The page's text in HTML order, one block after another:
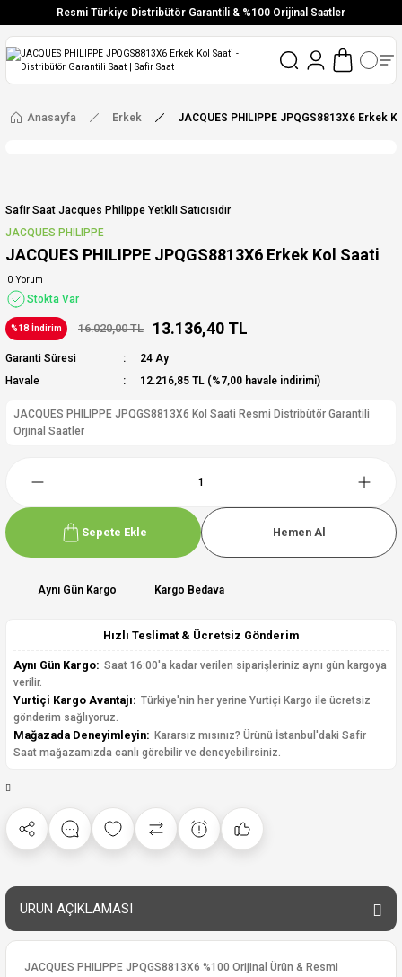
Resmi Türkiye Distribütör Garantili & %100 Orijinal Saatler
Vade Farksız 6 Taksit
Aynı Gün Stoktan Gönderim
Ücretsiz Kargo
Anasayfa Erkek JACQUES PHILIPPE JPQGS8813X6 Erkek
Safir Saat Jacques Philippe Yetkili Satıcısıdır
JACQUES PHILIPPE
JACQUES PHILIPPE JPQGS8813X6 Erkek Kol Saati
0 Yorum
Stokta Var
%18 İndirim 16.020,00 TL 13.136,40 TL
Garanti Süresi
24 Ay
Havale
12.216,85 TL (%7,00 havale indirimi)
JACQUES PHILIPPE JPQGS8813X6 Kol Saati Resmi Distribütör Garantili
Orjinal Saatler
Sepete Ekle Hemen Al
Aynı Gün Kargo Kargo Bedava
Hızlı Teslimat & Ücretsiz Gönderim
Aynı Gün Kargo: Saat 16:00'a kadar verilen siparişleriniz aynı gün kargoya
verilir.
Yurtiçi Kargo Avantajı: Türkiye'nin her yerine Yurtiçi Kargo ile ücretsiz
gönderim sağlıyoruz.
Mağazada Deneyimleyin: Kararsız mısınız? Ürünü İstanbul'daki Safir
Saat mağazamızda canlı görebilir ve deneyebilirsiniz.
ÜRÜN AÇIKLAMASI
JACQUES PHILIPPE JPQGS8813X6 %100 Orijinal Ürün & Resmi